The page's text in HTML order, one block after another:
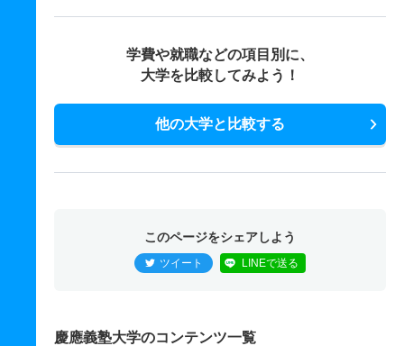
学費や就職などの項目別に、
大学を比較してみよう！
他の大学と比較する
このページをシェアしよう
ツイート LINEで送る
慶應義塾大学のコンテンツ一覧